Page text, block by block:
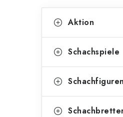
e
t
e
überspringen
a
e
o
Aktion
Schachspiele
Schachfiguren